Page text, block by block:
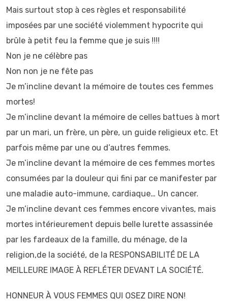
Mais surtout stop à ces règles et responsabilité
imposées par une société violemment hypocrite qui
brûle à petit feu la femme que je suis !!!!
Non je ne célèbre pas
Non non je ne fête pas
Je m’incline devant la mémoire de toutes ces femmes
mortes!
Je m’incline devant la mémoire de celles battues à mort
par un mari, un frère, un père, un guide religieux etc. Et
parfois même par une ou d’autres femmes.
Je m’incline devant la mémoire de ces femmes mortes
consumées par la douleur qui fini par ce manifester par
une maladie auto-immune, cardiaque… Un cancer.
Je m’incline devant ces femmes encore vivantes, mais
mortes intérieurement depuis belle lurette assassinée
par les fardeaux de la famille, du ménage, de la
religion,de la société, de la RESPONSABILITÉ DE LA
MEILLEURE IMAGE À REFLÉTER DEVANT LA SOCIÉTÉ.
HONNEUR À VOUS FEMMES QUI OSEZ DIRE NON!